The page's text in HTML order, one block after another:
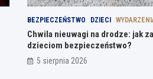
BEZPIECZEŃSTWO DZIECI
Chwila nieuwagi na drodze: jak
dzieciom bezpieczeństwo?
5 sierpnia 2026